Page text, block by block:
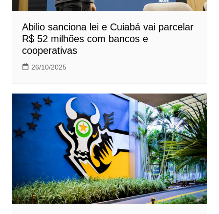
Abilio sanciona lei e Cuiabá vai parcelar
R$ 52 milhões com bancos e
cooperativas
26/10/2025